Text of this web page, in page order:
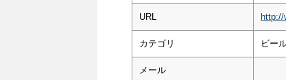
URL
カテゴリ ビー
メール